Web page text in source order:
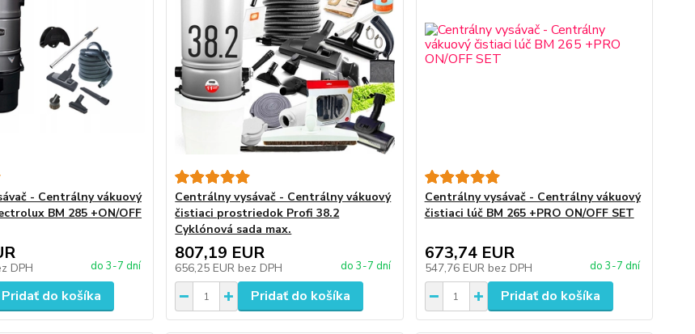
- Centrálny vákuový
BM 285 +ON/OFF
DPH do 3-7 dní
Pridať do košíka
Centrálny vysávač - Centrálny vákuový
čistiaci prostriedok Profi 38.2
Cyklónová sada max.
807,19 EUR
656,25 EUR bez DPH do 3-7 dní
Pridať do košíka
Centrálny vysávač - Centrálny vákuový
čistiaci lúč BM 265 +PRO ON/OFF SET
673,74 EUR
547,76 EUR bez DPH do 3-7 dní
Pridať do košíka